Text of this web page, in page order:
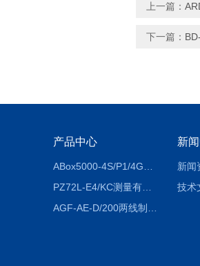
上一篇：
下一篇：
产品中心
PZ72L-E4/KC测量有功电能（EPI/EPE）嵌入式电表
新
新闻
技术